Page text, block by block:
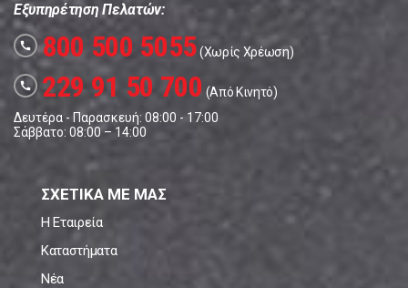
Εξυπηρέτηση Πελατών:
call 800 500 5055(Χωρίς Χρέωση)
call 229 91 50 700 (Από Κινητό)
Δευτέρα - Παρασκευή: 08:00 - 17:00
Σάββατο: 08:00 – 14:00
ΣΧΕΤΙΚΑ ΜΕ ΜΑΣ
Η Εταιρεία
Καταστήματα
Νέα